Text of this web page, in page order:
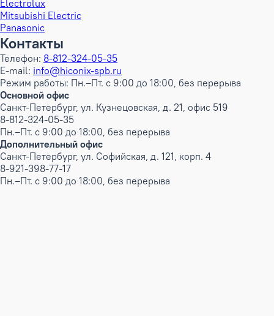
Electrolux
Mitsubishi Electric
Panasonic
Контакты
Телефон: 8-812-324-05-35
E-mail: info@hiconix-spb.ru
Режим работы: Пн.–Пт. с 9:00 до 18:00, без перерыва
Основной офис
Санкт-Петербург, ул. Кузнецовская, д. 21, офис 519
8-812-324-05-35
Пн.–Пт. с 9:00 до 18:00, без перерыва
Дополнительный офис
Санкт-Петербург, ул. Софийская, д. 121, корп. 4
8-921-398-77-17
Пн.–Пт. с 9:00 до 18:00, без перерыва